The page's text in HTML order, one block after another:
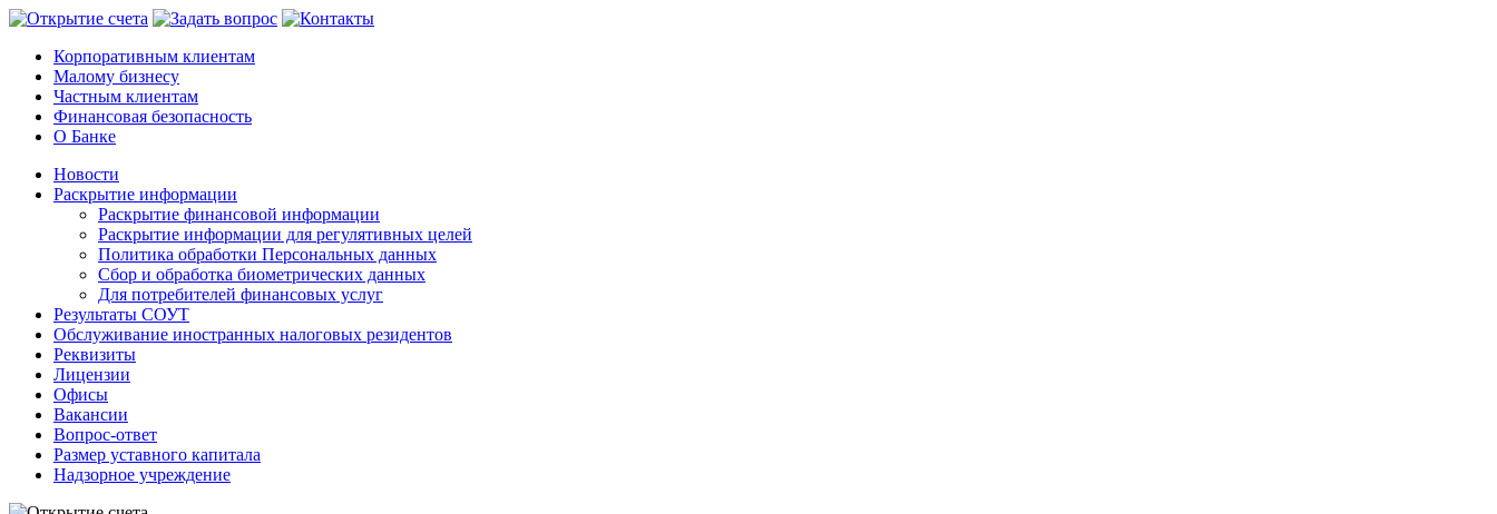
Корпоративным клиентам
Малому бизнесу
Частным клиентам
Финансовая безопасность
О Банке
Новости
Раскрытие информации
Раскрытие финансовой информации
Раскрытие информации для регулятивных целей
Политика обработки Персональных данных
Сбор и обработка биометрических данных
Для потребителей финансовых услуг
Результаты СОУТ
Обслуживание иностранных налоговых резидентов
Реквизиты
Лицензии
Офисы
Вакансии
Вопрос-ответ
Размер уставного капитала
Надзорное учреждение